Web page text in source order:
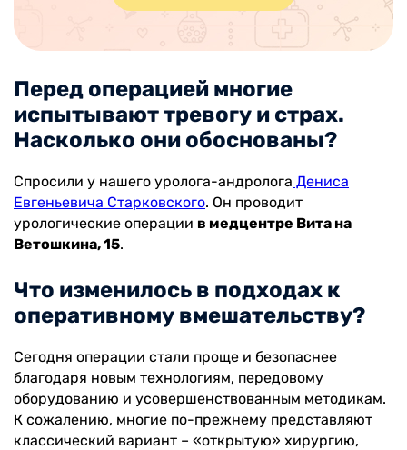
Перед операцией многие
испытывают тревогу и страх.
Насколько они обоснованы?
Спросили у нашего уролога-андролога Дениса
Евгеньевича Старковского. Он проводит
урологические операции в медцентре Вита на
Ветошкина, 15.
Что изменилось в подходах к
оперативному вмешательству?
Сегодня операции стали проще и безопаснее
благодаря новым технологиям, передовому
оборудованию и усовершенствованным методикам.
К сожалению, многие по-прежнему представляют
классический вариант – «открытую» хирургию,